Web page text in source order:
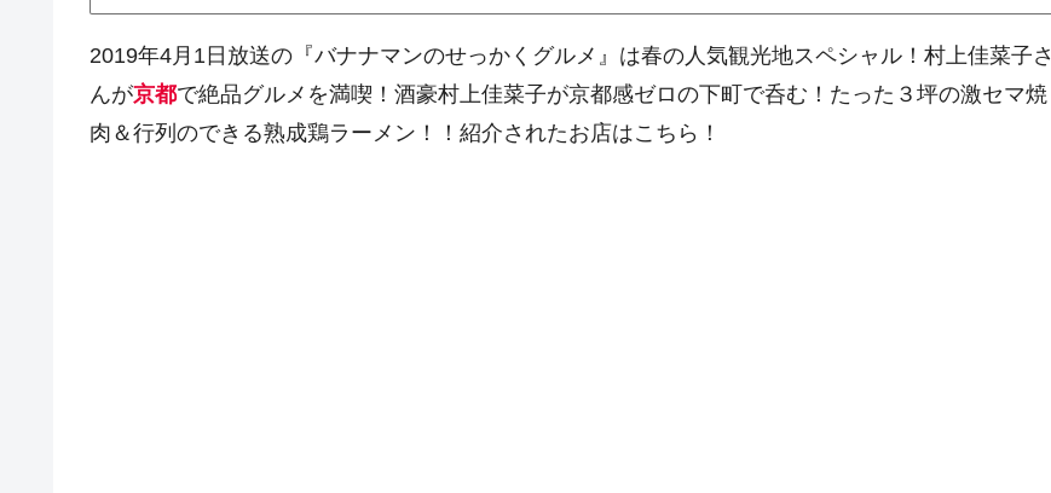
2019年4月1日放送の『バナナマンのせっかくグルメ』は春の人気観光地スペシャル！村上佳菜子さ
んが京都で絶品グルメを満喫！酒豪村上佳菜子が京都感ゼロの下町で呑む！たった３坪の激セマ焼
肉＆行列のできる熟成鶏ラーメン！！紹介されたお店はこちら！